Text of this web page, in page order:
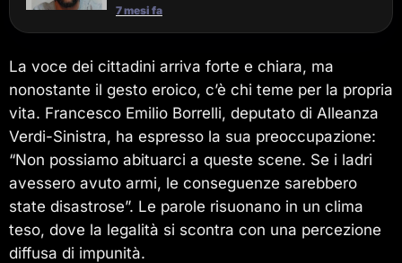
7 mesi fa
La voce dei cittadini arriva forte e chiara, ma
nonostante il gesto eroico, c’è chi teme per la propria
vita. Francesco Emilio Borrelli, deputato di Alleanza
Verdi-Sinistra, ha espresso la sua preoccupazione:
“Non possiamo abituarci a queste scene. Se i ladri
avessero avuto armi, le conseguenze sarebbero
state disastrose”. Le parole risuonano in un clima
teso, dove la legalità si scontra con una percezione
diffusa di impunità.